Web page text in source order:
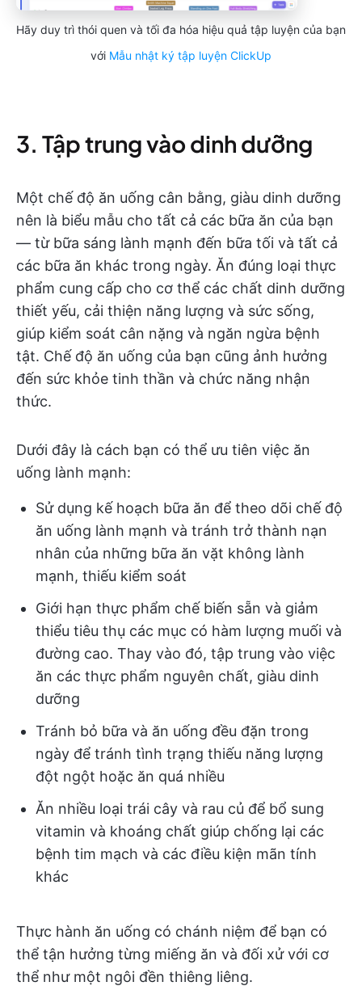
Hãy duy trì thói quen và tối đa hóa hiệu quả tập luyện của bạn
với Mẫu nhật ký tập luyện ClickUp
3. Tập trung vào dinh dưỡng
Một chế độ ăn uống cân bằng, giàu dinh dưỡng
nên là biểu mẫu cho tất cả các bữa ăn của bạn
— từ bữa sáng lành mạnh đến bữa tối và tất cả
các bữa ăn khác trong ngày. Ăn đúng loại thực
phẩm cung cấp cho cơ thể các chất dinh dưỡng
thiết yếu, cải thiện năng lượng và sức sống,
giúp kiểm soát cân nặng và ngăn ngừa bệnh
tật. Chế độ ăn uống của bạn cũng ảnh hưởng
đến sức khỏe tinh thần và chức năng nhận
thức.
Dưới đây là cách bạn có thể ưu tiên việc ăn
uống lành mạnh:
Sử dụng kế hoạch bữa ăn để theo dõi chế độ
ăn uống lành mạnh và tránh trở thành nạn
nhân của những bữa ăn vặt không lành
mạnh, thiếu kiểm soát
Giới hạn thực phẩm chế biến sẵn và giảm
thiểu tiêu thụ các mục có hàm lượng muối và
đường cao. Thay vào đó, tập trung vào việc
ăn các thực phẩm nguyên chất, giàu dinh
dưỡng
Tránh bỏ bữa và ăn uống đều đặn trong
ngày để tránh tình trạng thiếu năng lượng
đột ngột hoặc ăn quá nhiều
Ăn nhiều loại trái cây và rau củ để bổ sung
vitamin và khoáng chất giúp chống lại các
bệnh tim mạch và các điều kiện mãn tính
khác
Thực hành ăn uống có chánh niệm để bạn có
thể tận hưởng từng miếng ăn và đối xử với cơ
thể như một ngôi đền thiêng liêng.